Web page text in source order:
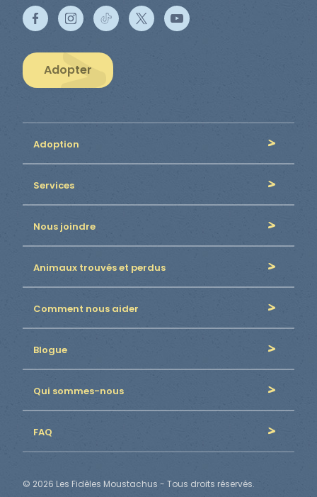
Adopter
Adoption
Services
Nous joindre
Animaux trouvés et perdus
Comment nous aider
Blogue
Qui sommes-nous
FAQ
© 2026 Les Fidèles Moustachus - Tous droits réservés.